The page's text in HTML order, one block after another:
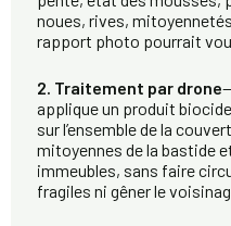
noues, rives,
rapport photo pourrait
2. Traitement par drone
applique un produit
sur l’ensemble de la
mitoyennes de la bastide
immeubles, sans faire
fragiles ni gêner le